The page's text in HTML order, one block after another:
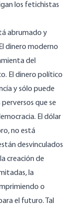
los fetichistas
abrumado y
dinero moderno
del
El dinero político
y sólo puede
que se
El dólar
no está
desvinculados
creación de
la
o
el futuro. Tal